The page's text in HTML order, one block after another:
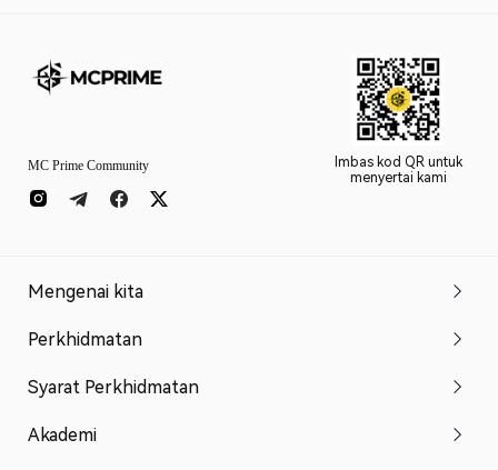
MC Prime Community
Imbas kod QR untuk
menyertai kami
Mengenai kita
Perkhidmatan
Syarat Perkhidmatan
Akademi